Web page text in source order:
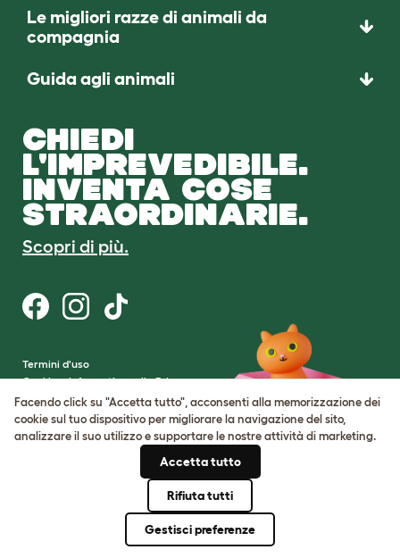
Le migliori razze di animali da
compagnia
Guida agli animali
CHIEDI
L'IMPREVEDIBILE.
INVENTA COSE
STRAORDINARIE.
Scopri di più.
Termini d'uso
Cookie e Informativa sulla Privacy
Cookie Settings
Mappa del sito
Numero di registrazione della società:
Facendo click su "Accetta tutto", acconsenti alla memorizzazione dei
cookie sul tuo dispositivo per migliorare la navigazione del sito,
analizzare il suo utilizzo e supportare le nostre attività di marketing.
Accetta tutto
Rifiuta tutti
Gestisci preferenze